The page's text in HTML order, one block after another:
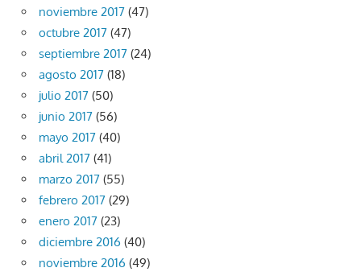
noviembre 2017 (47)
octubre 2017 (47)
septiembre 2017 (24)
agosto 2017 (18)
julio 2017 (50)
junio 2017 (56)
mayo 2017 (40)
abril 2017 (41)
marzo 2017 (55)
febrero 2017 (29)
enero 2017 (23)
diciembre 2016 (40)
noviembre 2016 (49)